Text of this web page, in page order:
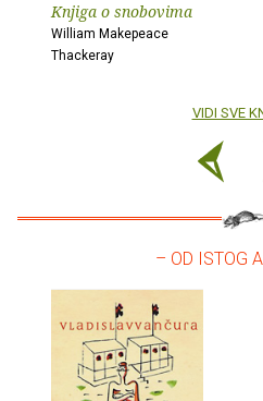
Knjiga o snobovima
William Makepeace
Thackeray
VIDI SVE
– OD ISTOG